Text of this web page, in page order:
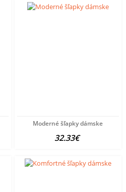
Moderné šľapky dámske
32.33€